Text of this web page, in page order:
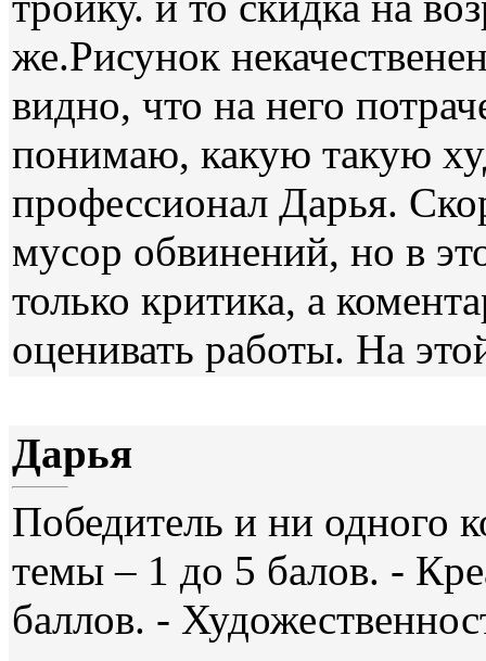
же.Рисунок
видно, что на него
понимаю, какую такую
профессионал Дарья.
мусор обвинений, но в
только критика, а
оценивать работы. На
Дарья
Победитель и ни одного
темы – 1 до 5 балов. -
баллов. -